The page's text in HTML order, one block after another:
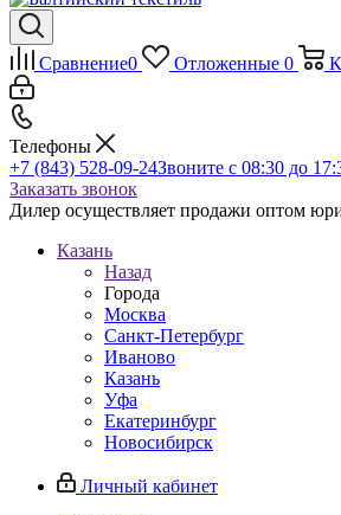
Сравнение0 Отложенные 0
Телефоны
+7 (843) 528-09-24Звоните с 08:30 до
Заказать звонок
Дилер осуществляет продажи оптом
Казань
Назад
Города
Москва
Санкт-Петербург
Иваново
Казань
Уфа
Екатеринбург
Новосибирск
Личный кабинет